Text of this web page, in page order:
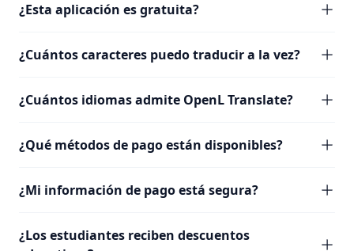
¿Esta aplicación es gratuita?
¿Cuántos caracteres puedo traducir a la vez?
¿Cuántos idiomas admite OpenL Translate?
¿Qué métodos de pago están disponibles?
¿Mi información de pago está segura?
¿Los estudiantes reciben descuentos